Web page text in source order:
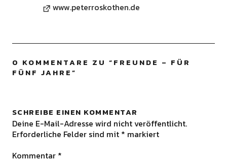
www.peterroskothen.de
0 KOMMENTARE ZU “FREUNDE – FÜR
FÜNF JAHRE”
SCHREIBE EINEN KOMMENTAR
Deine E-Mail-Adresse wird nicht veröffentlicht.
Erforderliche Felder sind mit * markiert
Kommentar *